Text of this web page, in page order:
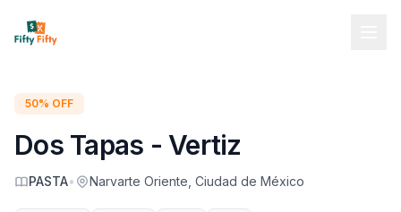
50% OFF
Dos Tapas - Vertiz
PASTA• Narvarte Oriente, Ciudad de México